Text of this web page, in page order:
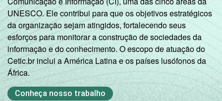
UNESCO. Ele contribui para que os objetivos estratégicos
da organização sejam atingidos, fortalecendo seus
esforços para monitorar a construção de sociedades da
informação e do conhecimento. O escopo de atuação do
Cetic.br inclui a América Latina e os países lusófonos da
África.
Conheça nosso trabalho